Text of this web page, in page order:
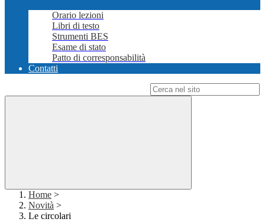
Orario lezioni
Libri di testo
Strumenti BES
Esame di stato
Patto di corresponsabilità
Contatti
Home >
Novità >
Le circolari